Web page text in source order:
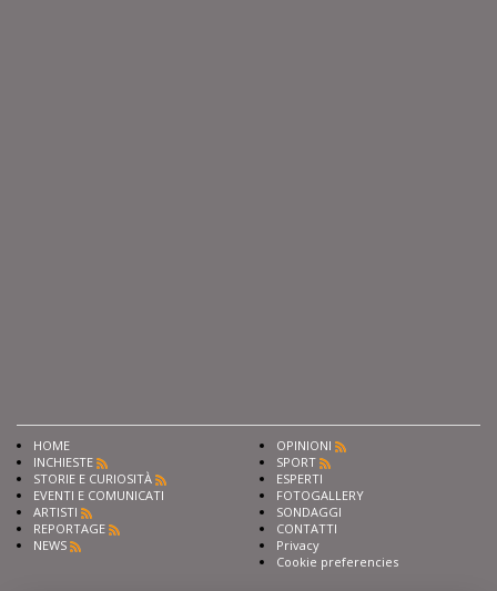
HOME
INCHIESTE
STORIE E CURIOSITÀ
EVENTI E COMUNICATI
ARTISTI
REPORTAGE
NEWS
OPINIONI
SPORT
ESPERTI
FOTOGALLERY
SONDAGGI
CONTATTI
Privacy
Cookie preferencies